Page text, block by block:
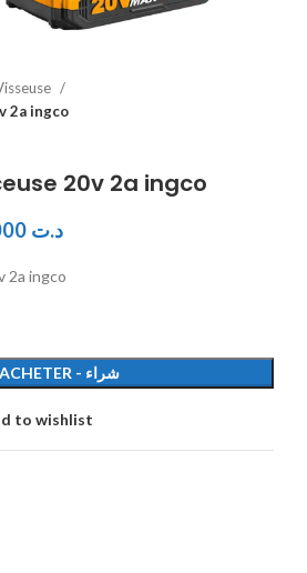
2a ingco
20v 2a ingco
د.ت
2a ingco
ACHETER - شراء
to wishlist